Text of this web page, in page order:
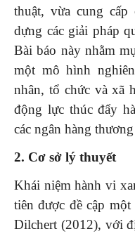
thuật, vừa cung
dựng các giải pháp
Bài báo này nhằm
một mô hình
nhân, tổ chức và xã
động lực thúc đẩy
các ngân hàng
2. Cơ sở lý thuyết
Khái niệm hành vi
tiên được đề cập
Dilchert (2012), với